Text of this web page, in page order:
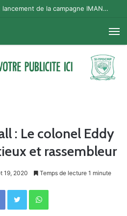
Les Têtes Pensantes : lancement de la campagne IMANA na BISO, Supporter Telema
: Le colonel Eddy
et rassembleur
19, 2020 Temps de lecture 1 minute
FacebookTwitterWhatsApp